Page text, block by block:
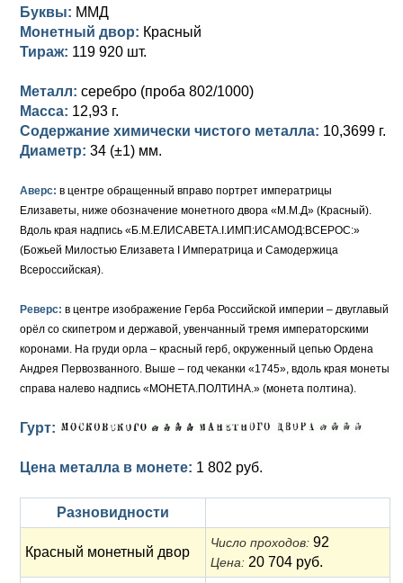
Памятные и донативные
Для Грузии
Русско-Польские
Памятные и донативные
Медь
Для Грузии
Серебро
Золото
Серебро
Сибирские монеты
Для Молдавии и Валахии
Таврические монеты
Петр III (1762)
Елизавета I (1741-1762)
Серебро
Медь
Для Пруссии
Ливонезы
Альбертусталер
Анна Иоанновна (1730-1740)
Петр II (1727-1730)
Екатерина I (1725-1727)
Петр I (1682-1725)
Золото
Для Речи Посполитой
Буквы: ММД
Монетный двор: Красный
Тираж: 119 920 шт.
Металл: серебро (проба 802/1000)
Масса: 12,93 г.
Содержание химически чистого металла: 10,3699 г.
Диаметр: 34 (±1) мм.
Аверс: в центре обращенный вправо портрет императрицы
Елизаветы, ниже обозначение монетного двора «М.М.Д» (Красный).
Вдоль края надпись «Б.М.ЕЛИСАВЕТА.I.ИМП:ИСАМОД:ВСЕРОС:»
(Божьей Милостью Елизавета I Императрица и Самодержица
Всероссийская).
Реверс: в центре изображение Герба Российской империи – двуглавый
орёл со скипетром и державой, увенчанный тремя императорскими
коронами. На груди орла – красный герб, окруженный цепью Ордена
Андрея Первозванного. Выше – год чеканки «1745», вдоль края монеты
справа налево надпись «МОНЕТА.ПОЛТИНА.» (монета полтина).
Гурт:
Цена металла в монете: 1 802 руб.
Разновидности
Красный монетный двор
Число проходов: 92
Цена: 20 704 руб.